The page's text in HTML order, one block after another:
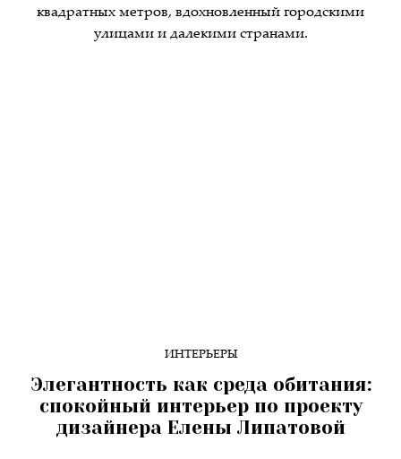
квадратных метров, вдохновленный городскими
улицами и далекими странами.
ИНТЕРЬЕРЫ
Элегантность как среда обитания:
спокойный интерьер по проекту
дизайнера Елены Липатовой